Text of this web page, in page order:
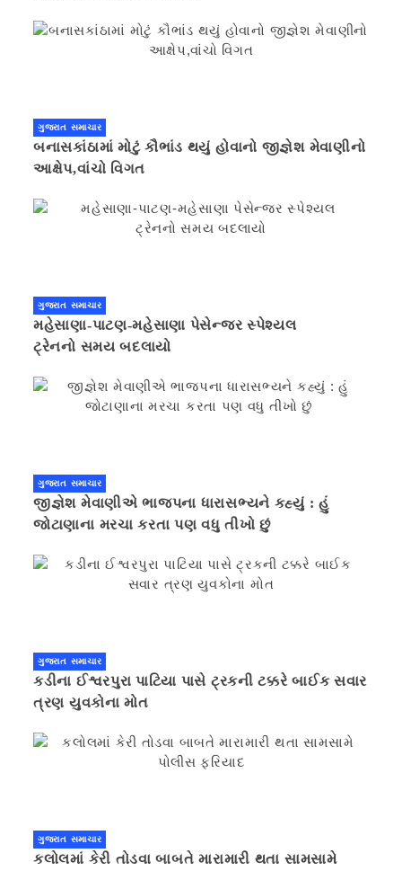
ગુજરાત સમાચાર
બનાસકાંઠામાં મોટું કૌભાંડ થયું હોવાનો જીજ્ઞેશ મેવાણીનો
આક્ષેપ,વાંચો વિગત
ગુજરાત સમાચાર
મહેસાણા-પાટણ-મહેસાણા પેસેન્જર સ્પેશ્યલ
ટ્રેનનો સમય બદલાયો
ગુજરાત સમાચાર
જીજ્ઞેશ મેવાણીએ ભાજપના ધારાસભ્યને કહ્યું : હું
જોટાણાના મરચા કરતા પણ વધુ તીખો છું
ગુજરાત સમાચાર
કડીના ઈશ્વરપુરા પાટિયા પાસે ટ્રકની ટક્કરે બાઈક સવાર
ત્રણ યુવકોના મોત
ગુજરાત સમાચાર
કલોલમાં કેરી તોડવા બાબતે મારામારી થતા સામસામે